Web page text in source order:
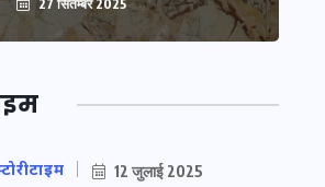
27 सितम्बर 2025
12 जुलाई 2025